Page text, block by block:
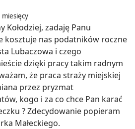
miesięcy
Kołodziej, zadaję Panu
kosztuje nas podatników roczne
Lubaczowa i czego
dzięki pracy takim radnym
że praca straży miejskiej
przez pryzmat
kogo i za co chce Pan karać
? Zdecydowanie popieram
Małeckiego.